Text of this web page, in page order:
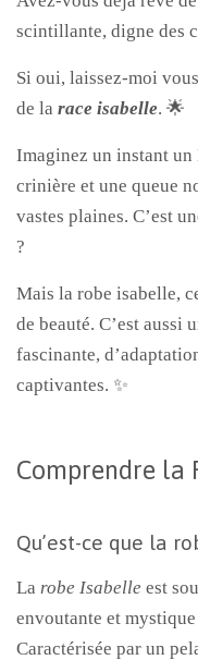
scintillante, digne des
Si oui, laissez-moi
de la race isabelle. 🌟
Imaginez un instant un
crinière et une queue
vastes plaines. C’est
?
Mais la robe isabelle,
de beauté. C’est aussi
fascinante,
captivantes. ✨
Comprendre la
Qu’est-ce que la
La robe Isabelle est
envoutante et
Caractérisée par un